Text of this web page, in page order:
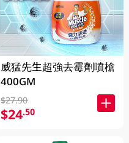
威猛先生超強去霉劑噴槍
400GM
$27.90
$24.50